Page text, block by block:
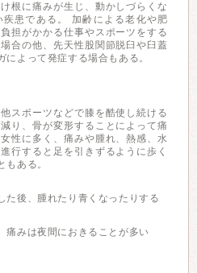
根に痛みが生じ、動かしづらくな
患である。 加齢による老化や肥
担がかかる仕事やスポーツをする
合の他、先天性股関節脱臼や臼蓋
よって発症する場合もある。
スポーツなどで膝を酷使し続ける
り、骨が変形することによって痛
性に多く、痛みや腫れ、熱感、水
行すると足を引きずるように歩く
もある。
た後、腫れたり青くなったりする
痛みは夜間におきることが多い